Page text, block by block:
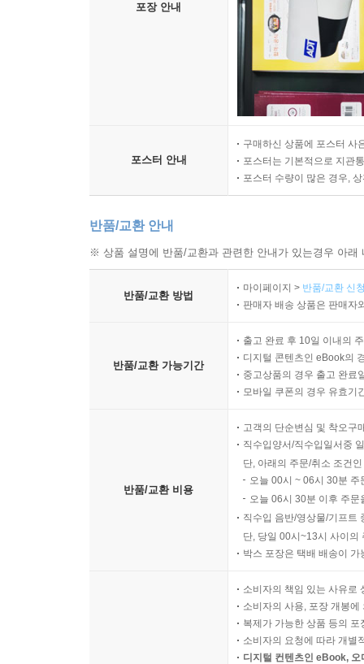
포장 안내
포스터 안내
구매하신 상품에 포스터 사
포스터는 기본적으로 지관
포스터 수량이 많은 경우,
반품/교환 안내
※ 상품 설명에 반품/교환과 관련한 안내가 있는경우 아
반품/교환 방법
마이페이지 > 반품/교환 신
판매자 배송 상품은 판매자
반품/교환 가능기간
출고 완료 후 10일 이내의
디지털 콘텐츠인 eBook의
중고상품의 경우 출고 완료
모바일 쿠폰의 경우 유효기
반품/교환 비용
고객의 단순변심 및 착오구
직수입양서/직수입일서중
단, 아래의 주문/취소 조건
오늘 00시 ~ 06시 30분
오늘 06시 30분 이후 주
직수입 음반/영상물/기프트
단, 당일 00시~13시 사이의
박스 포장은 택배 배송이
소비자의 책임 있는 사유로
소비자의 사용, 포장 개봉
복제가 가능한 상품 등의
소비자의 요청에 따라 개별
디지털 컨텐츠인 eBook,